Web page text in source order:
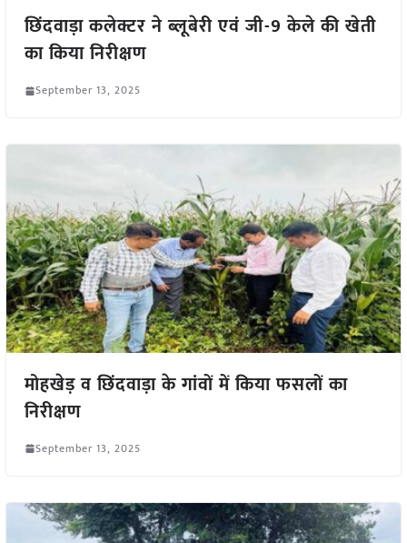
छिंदवाड़ा कलेक्टर ने ब्लूबेरी एवं जी-9 केले की खेती
का किया निरीक्षण
September 13, 2025
मोहखेड़ व छिंदवाड़ा के गांवों में किया फसलों का
निरीक्षण
September 13, 2025